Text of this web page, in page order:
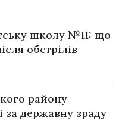
школу №11: що
обстрілів
району
за державну зраду